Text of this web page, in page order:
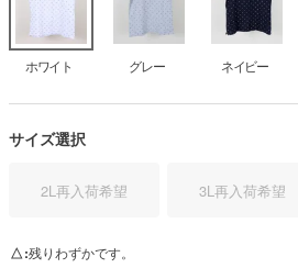
ホワイト グレー ネイビー
サイズ選択
2L再入荷希望 3L再入荷希望
△ 残りわずかです。